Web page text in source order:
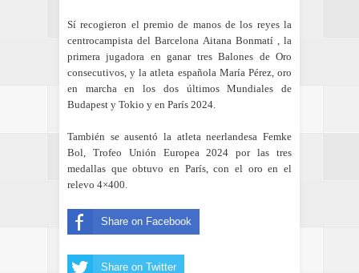
Sí recogieron el premio de manos de los reyes la
centrocampista del Barcelona Aitana Bonmatí , la
primera jugadora en ganar tres Balones de Oro
consecutivos, y la atleta española María Pérez, oro
en marcha en los dos últimos Mundiales de
Budapest y Tokio y en París 2024.
También se ausentó la atleta neerlandesa Femke
Bol, Trofeo Unión Europea 2024 por las tres
medallas que obtuvo en París, con el oro en el
relevo 4×400.
Share on Facebook
Share on Twitter